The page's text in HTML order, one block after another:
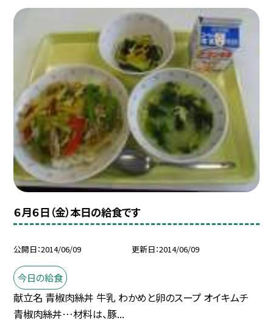
６月６日（金）本日の給食です
公開日 2014/06/09 更新日 2014/06/09
今日の給食
献立名 青椒肉絲丼 牛乳 わかめと卵のスープ オイキムチ
青椒肉絲丼…材料は、豚...